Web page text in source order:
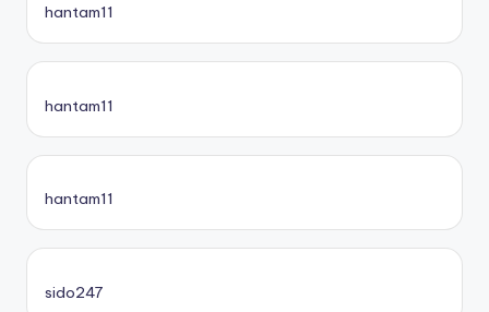
hantam11
hantam11
hantam11
sido247